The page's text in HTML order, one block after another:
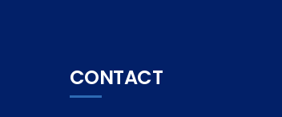
CONTACT